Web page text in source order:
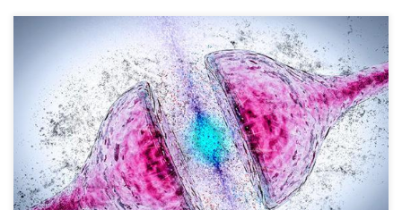
Dopamina odpowiedzialna jest za liczne procesy fizjologiczne
oraz poznawcze, a w tym nastrój, apetyt, reprodukcję. THC
wpływa na uwalnianie dopaminy na wiele sposobów i może
zwiększać lub zmniejszać poziom neuroprzekaźnika. Pomimo
coraz powszechniejszej legalizacji cannabis w wielu regionach
świata, debata na temat jej wpływu na zdrowie psychiczne jest
wciąż jak […]